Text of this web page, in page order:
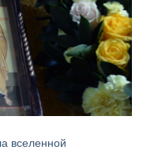
вселенной